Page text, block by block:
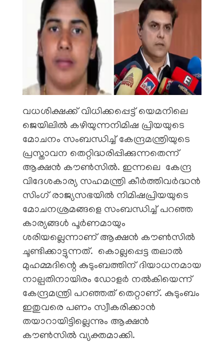
വധശിക്ഷക്ക് വിധിക്കപ്പെട്ട് യെമനിലെ
ജെയിലിൽ കഴിയുന്നനിമിഷ പ്രിയയുടെ
മോചനം സംബന്ധിച്ച് കേന്ദ്രമന്ത്രിയുടെ
പ്രസ്താവന തെറ്റിദ്ധരിപ്പിക്കുന്നതെന്ന്
ആക്ഷൻ കൗൺസിൽ. ഇന്നലെ കേന്ദ്ര
വിദേശകാര്യ സഹ​മന്ത്രി കീർത്തിവർദ്ധൻ
സിം​ഗ് രാജ്യസഭയിൽ നിമിഷപ്രിയയുടെ
മോചനശ്രമങ്ങളെ സംബന്ധിച്ച് പറഞ്ഞ
കാര്യങ്ങൾ പൂർണമായും
ശരിയല്ലെന്നാണ് ആക്ഷൻ കൗൺസിൽ
ചൂണ്ടിക്കാട്ടുന്നത്. കൊല്ലപ്പെട്ട തലാൽ
മുഹമ്മദിന്റെ കുടുംബത്തിന് ദിയാധനമായ
നാല്പതിനായിരം ഡോളർ നൽകിയെന്ന്
കേന്ദ്രമന്ത്രി പറഞ്ഞത് തെറ്റാണ്. കുടുംബം
ഇതുവരെ പണം സ്വീകരിക്കാൻ
തയാറായിട്ടില്ലെന്നും ആക്ഷൻ
കൗൺസിൽ വ്യക്തമാക്കി.